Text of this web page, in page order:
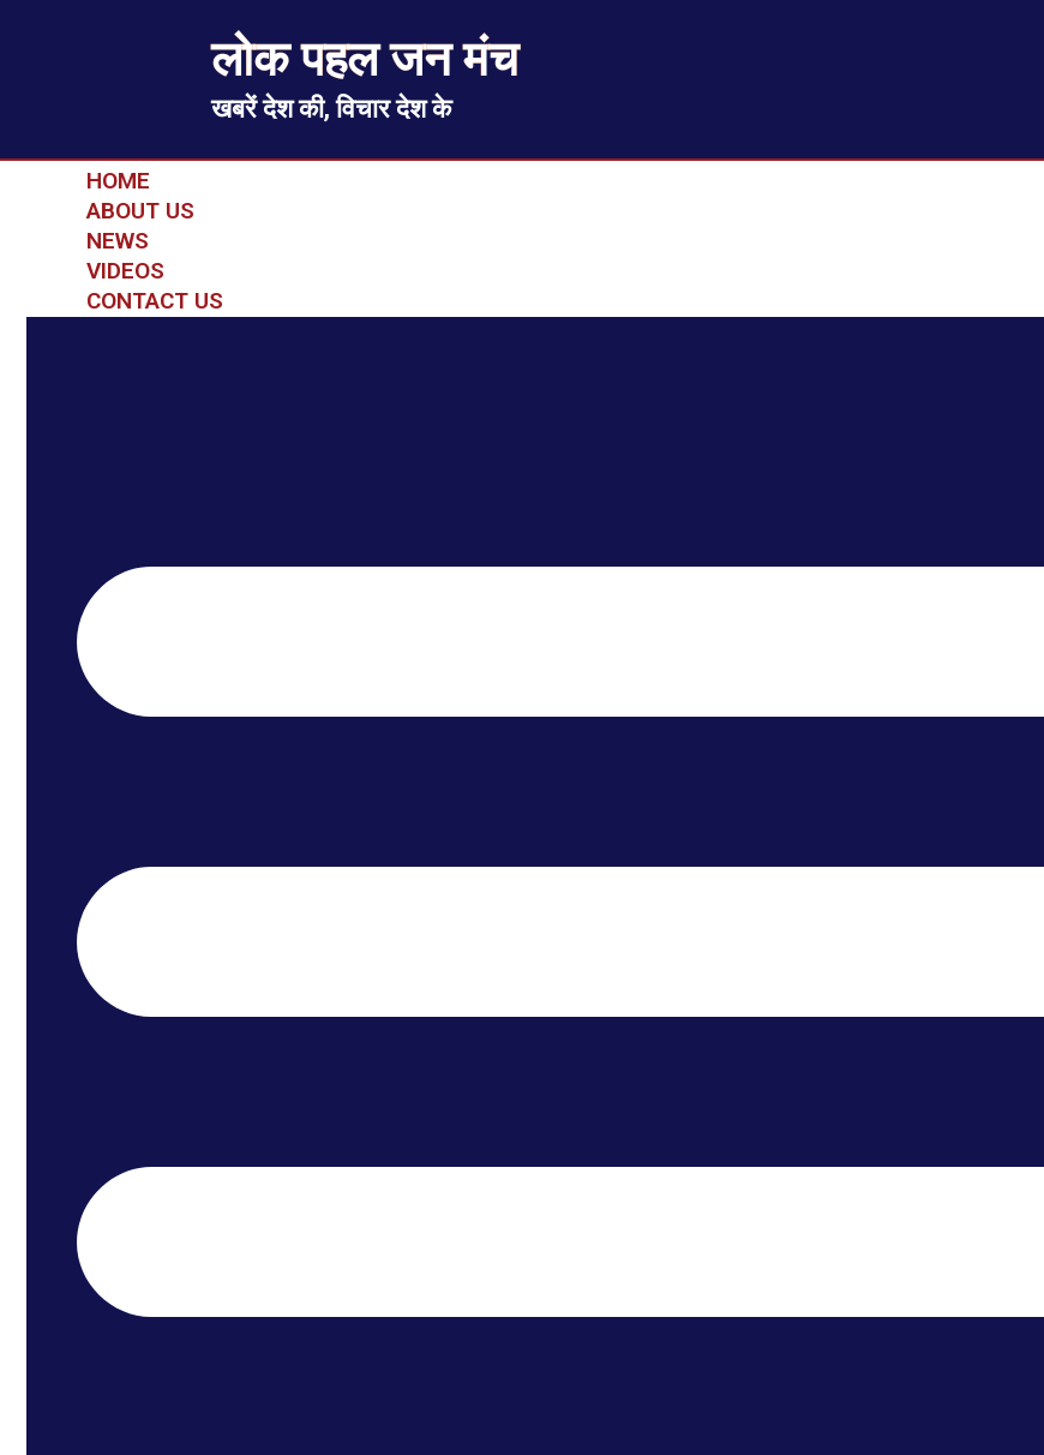
लोक पहल जन मंच
खबरें देश की, विचार देश के
HOME
ABOUT US
NEWS
VIDEOS
CONTACT US